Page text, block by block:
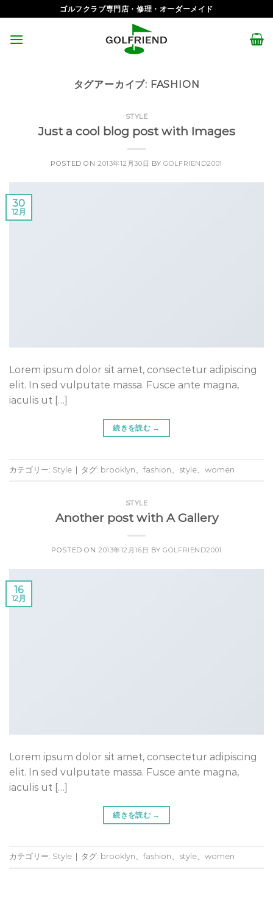
content
ゴルフクラブ専門店・修理・オーダーメイド
タグアーカイブ: FASHION
STYLE
Just a cool blog post with Images
POSTED ON 2013年12月30日 BYGOLFRIEND2001
30
12月
Lorem ipsum dolor sit amet, consectetur adipiscing
elit. In sed vulputate massa. Fusce ante magna,
iaculis ut […]
続きを読む →
カテゴリー: Style | タグ: brooklyn fashion style women
STYLE
Another post with A Gallery
POSTED ON 2013年12月16日 BYGOLFRIEND2001
16
12月
Lorem ipsum dolor sit amet, consectetur adipiscing
elit. In sed vulputate massa. Fusce ante magna,
iaculis ut […]
続きを読む →
カテゴリー: Style タグ: brooklyn、 fashion、 style、 women